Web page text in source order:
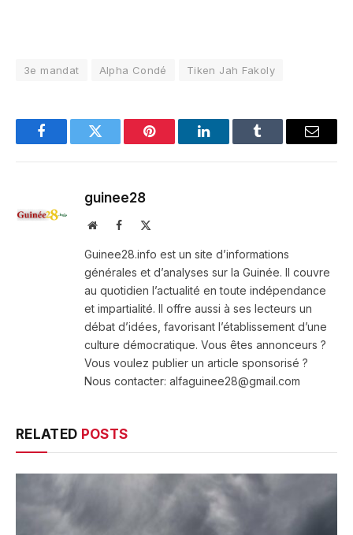
3e mandat Alpha Condé Tiken Jah Fakoly
FacebookTwitter Pinterest LinkedInTumblr Email
guinee28
WebsiteFacebook
Guinee28.info est un site d’informations
générales et d’analyses sur la Guinée. Il couvre
au quotidien l’actualité en toute indépendance
et impartialité. Il offre aussi à ses lecteurs un
débat d’idées, favorisant l’établissement d’une
culture démocratique. Vous êtes annonceurs ?
Vous voulez publier un article sponsorisé ?
Nous contacter: alfaguinee28@gmail.com
RELATED POSTS